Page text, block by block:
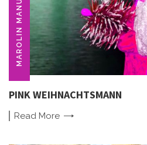
PINK WEIHNACHTSMANN
Read More